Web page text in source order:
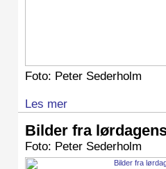
Foto: Peter Sederholm
Les mer
Bilder fra
Foto: Peter Sederholm